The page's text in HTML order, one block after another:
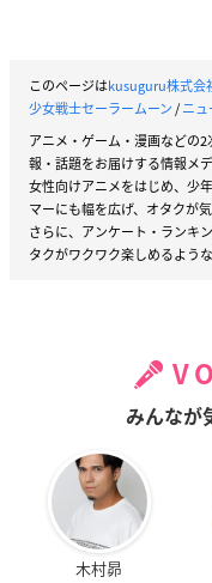
このページはkusuguru株式会
少女戦士セーラームーン/ニュ
アニメ・ゲーム・漫画などの
報・話題をお届けする情報メ
女性向けアニメをはじめ、少
マーにも幅を広げ、オタクが
さらに、アンケート・ランキ
タクがワクワク楽しめるよう
みんなが
木村昴